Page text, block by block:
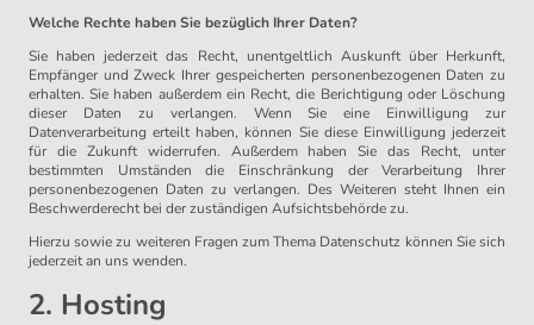
Welche Rechte haben Sie bezüglich Ihrer Daten?
Sie haben jederzeit das Recht, unentgeltlich Auskunft über Herkunft,
Empfänger und Zweck Ihrer gespeicherten personenbezogenen Daten zu
erhalten. Sie haben außerdem ein Recht, die Berichtigung oder Löschung
dieser Daten zu verlangen. Wenn Sie eine Einwilligung zur
Datenverarbeitung erteilt haben, können Sie diese Einwilligung jederzeit
für die Zukunft widerrufen. Außerdem haben Sie das Recht, unter
bestimmten Umständen die Einschränkung der Verarbeitung Ihrer
personenbezogenen Daten zu verlangen. Des Weiteren steht Ihnen ein
Beschwerderecht bei der zuständigen Aufsichtsbehörde zu.
Hierzu sowie zu weiteren Fragen zum Thema Datenschutz können Sie sich
jederzeit an uns wenden.
2. Hosting